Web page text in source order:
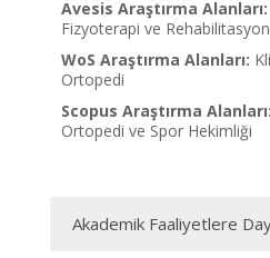
Avesis Araştırma Alanları:
Fizyoterapi ve Rehabilitasyon
WoS Araştırma Alanları:
Ortopedi
Scopus Araştırma Alanları:
Ortopedi ve Spor Hekimliği
Akademik Faaliyetlere